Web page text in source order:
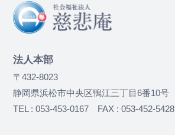
法人本部
〒432-8023
静岡県浜松市中央区鴨江三丁目6番10号
TEL : 053-453-0167 FAX : 053-452-5428